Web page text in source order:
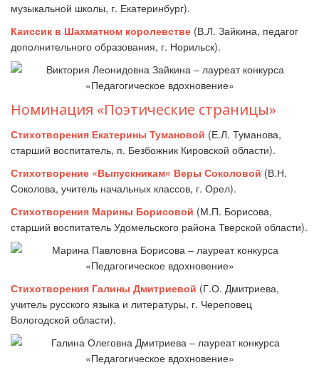
музыкальной школы, г. Екатеринбург).
Каиссик в Шахматном королевстве (В.Л. Зайкина, педагог
дополнительного образования, г. Норильск).
Номинация «Поэтические страницы»
Стихотворения Екатерины Тумановой (Е.Л. Туманова,
старший воспитатель, п. Безбожник Кировской области).
Стихотворение «Выпускникам» Веры Соколовой (В.Н.
Соколова, учитель начальных классов, г. Орел).
Стихотворения Марины Борисовой (М.П. Борисова,
старший воспитатель Удомельского района Тверской области).
Стихотворения Галины Дмитриевой (Г.О. Дмитриева,
учитель русского языка и литературы, г. Череповец
Вологодской области).